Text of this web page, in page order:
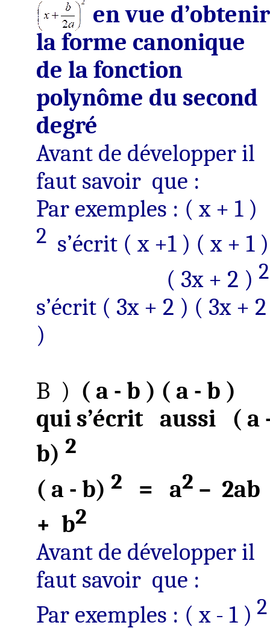
en vue d’obtenir
la forme canonique
de la fonction
polynôme du second
degré
Avant de développer il
faut savoir que :
Par exemples : ( x+ 1 )
2 s’écrit ( x +1 ) ( x + 1 )
( 3x+ 2 ) 2
s’écrit ( 3x + 2 ) ( 3x + 2
)
B ) ( a - b ) ( a - b )
qui s’écrit
aussi
( a
b) 2
( a- b) 2 = a2 – 2ab
+ b2
Avant de développer il
faut savoir que :
Par exemples : ( x- 1 ) 2